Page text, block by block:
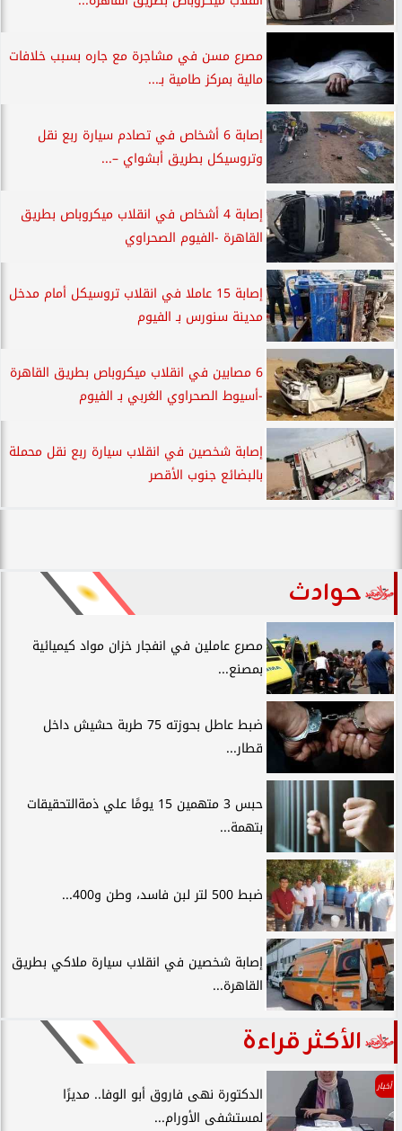
مصرع مسن في مشاجرة مع جاره بسبب خلافات
مالية بمركز طامية بـ...
إصابة 6 أشخاص في تصادم سيارة ربع نقل
وتروسيكل بطريق أبشواي –...
إصابة 4 أشخاص في انقلاب ميكروباص بطريق
القاهرة -الفيوم الصحراوي
إصابة 15 عاملا في انقلاب تروسيكل أمام مدخل
مدينة سنورس بـ الفيوم
6 مصابين في انقلاب ميكروباص بطريق القاهرة
-أسيوط الصحراوي الغربي بـ الفيوم
إصابة شخصين في انقلاب سيارة ربع نقل محملة
بالبضائع جنوب الأقصر
حوادث
مصرع عاملين في انفجار خزان مواد كيميائية
بمصنع...
ضبط عاطل بحوزته 75 طربة حشيش داخل
قطار...
حبس 3 متهمين 15 يومًا علي ذمةالتحقيقات
بتهمة...
ضبط 500 لتر لبن فاسد، وطن و400...
إصابة شخصين في انقلاب سيارة ملاكي بطريق
القاهرة...
الأكثر قراءة
أخبار
الدكتورة نهى فاروق أبو الوفا.. مديرًا
لمستشفى الأورام...